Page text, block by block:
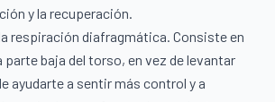
y la recuperación.
respiración diafragmática. Consiste en
parte baja del torso, en vez de levantar
ayudarte a sentir más control y a